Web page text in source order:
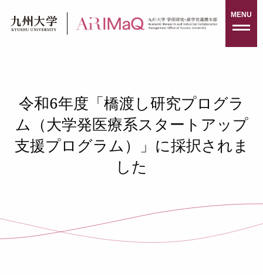
content
MENU
令和6年度「橋渡し研究プログラ
ム（大学発医療系スタートアップ
支援プログラム）」に採択されま
した